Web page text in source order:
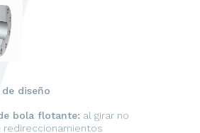
diseño
bola flotante: al girar no
redireccionamientos